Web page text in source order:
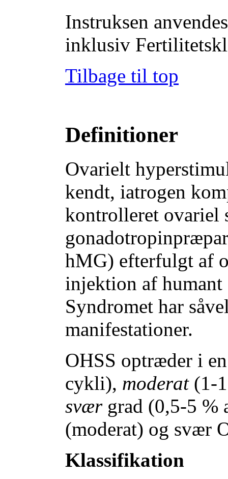
Instruksen
inklusiv
Tilbage til top
Definitioner
Ovarielt
kendt, iatrogen
kontrolleret ovariel
hMG) efterfulgt af
injektion af
Syndromet har
manifestationer.
OHSS optræder i
cykli), moderat(1-
sværgrad (0,5-5 %
(moderat) og svær
Klassifikation